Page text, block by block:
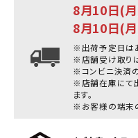
8月10日(
8月10日(
※出荷予定日は
※店舗受け取り
※コンビニ決済
※店舗在庫にて
ます。
※お客様の端末